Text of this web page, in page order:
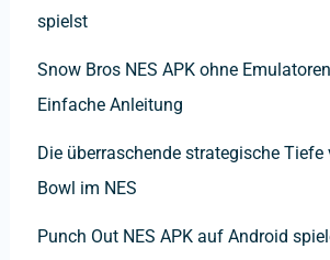
spielst
Snow Bros NES APK ohne
Einfache Anleitung
Die überraschende strategische Tiefe
Bowl im NES
Punch Out NES APK auf Android